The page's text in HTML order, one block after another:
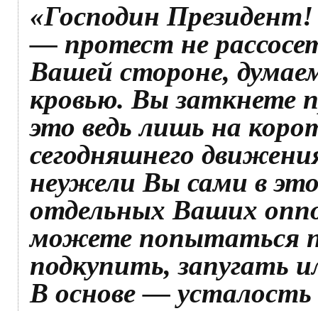
«Господин
— протест не
Вашей стороне,
кровью. Вы заткнете
это ведь лишь на
сегодняшнего
неужели Вы сами в
отдельных Ваших
можете попытаться
подкупить, запугать
В основе —